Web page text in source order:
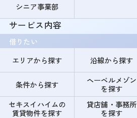
シニア事業部
サービス内容
借りたい
エリアから探す
沿線から探す
条件から探す
ヘーベルメゾン
を探す
セキスイハイムの
賃貸物件を探す
貸店舗・事務所
を探す